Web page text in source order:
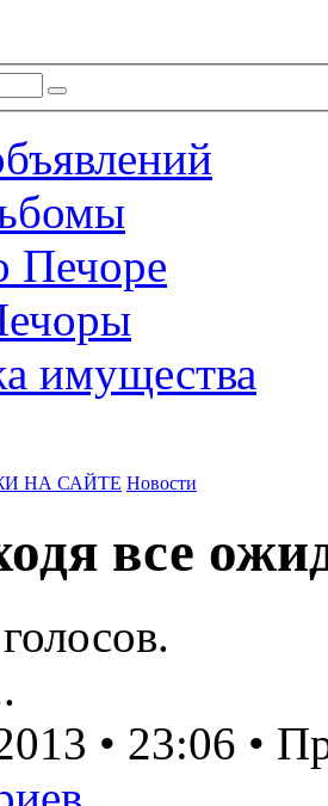
Печоре
имущества
Новости
все
• 23:06 •